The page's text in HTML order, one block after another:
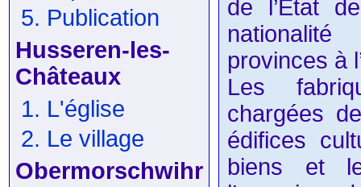
5. Publication
Husseren-les-
Châteaux
1. L'église
2. Le village
Obermorschwihr
de l’Etat
provinces à
Les
chargées
édifices
biens et